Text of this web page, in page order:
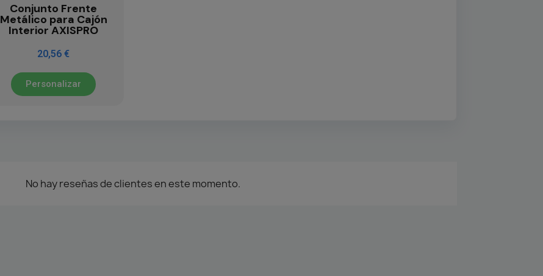
Conjunto Frente
Metálico para Cajón
Interior AXISPRO
20,56 €
Personalizar
No hay reseñas de clientes en este momento.